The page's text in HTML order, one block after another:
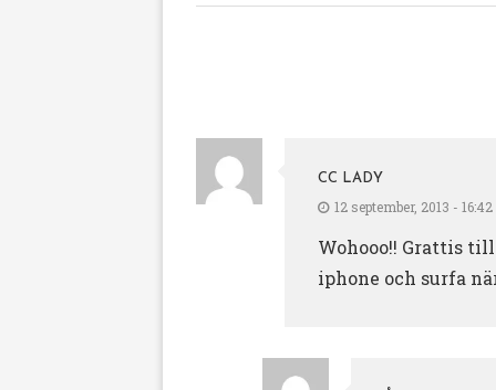
CC LADY
12 september, 2013 - 16:42
Wohooo!! Grattis
iphone och surfa